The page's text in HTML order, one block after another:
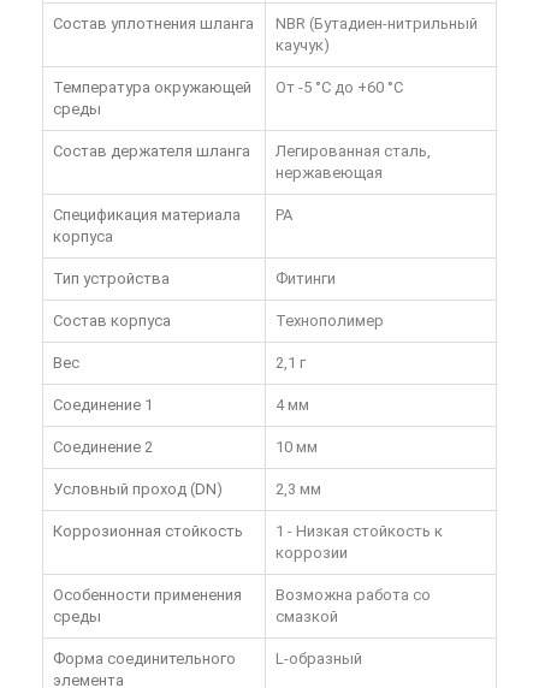
Состав уплотнения шланга
NBR (Бутадиен-нитрильный
каучук)
Температура окружающей
среды
От -5 °C до +60 °C
Состав держателя шланга
Легированная сталь,
нержавеющая
Спецификация материала
корпуса
PA
Тип устройства Фитинги
Состав корпуса Технополимер
Вес 2,1 г
Соединение 1 4 мм
Соединение 2 10 мм
Условный проход (DN) 2,3 мм
Коррозионная стойкость
1 - Низкая стойкость к
коррозии
Особенности применения
среды
Возможна работа со
смазкой
Форма соединительного
элемента
L-образный